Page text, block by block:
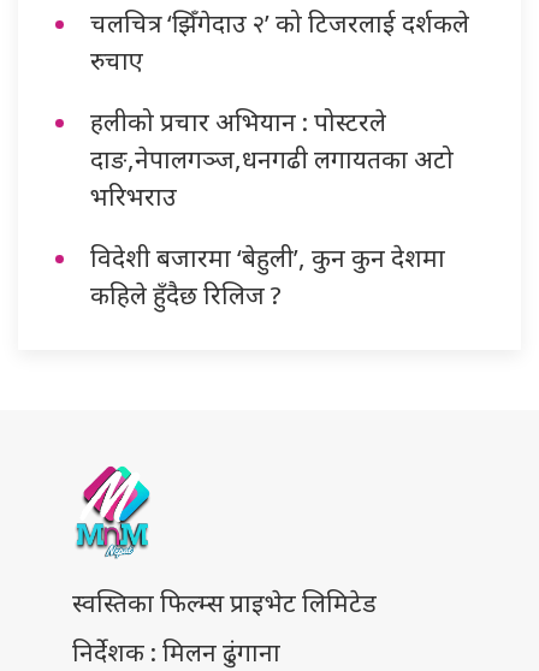
चलचित्र ‘झिँगेदाउ २’ को टिजरलाई दर्शकले
रुचाए
हलीको प्रचार अभियान : पोस्टरले
दाङ,नेपालगञ्ज,धनगढी लगायतका अटो
भरिभराउ
विदेशी बजारमा ‘बेहुली’, कुन कुन देशमा
कहिले हुँदैछ रिलिज ?
स्वस्तिका फिल्म्स प्राइभेट लिमिटेड
निर्देशक : मिलन ढुंगाना